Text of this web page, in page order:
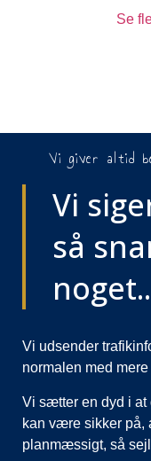
Se
Vi giver altid
Vi
så
noget..
Vi udsender
normalen med
Vi sætter en dyd i at
kan være sikker på,
planmæssigt, så